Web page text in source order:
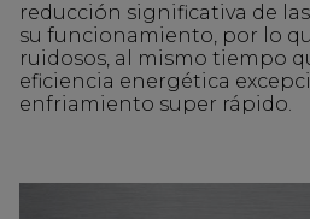
reducción significativa de
su funcionamiento, por lo
ruidosos, al mismo tiempo
eficiencia energética
enfriamiento super rápido.